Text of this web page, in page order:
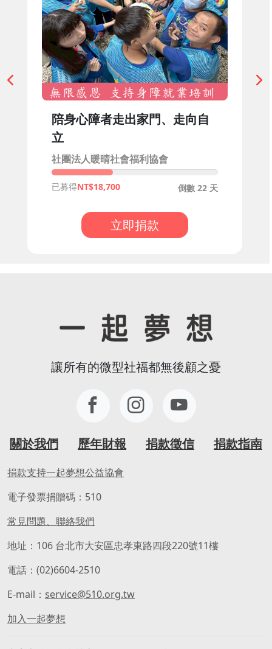
陪身心障者走出家門、走向自
立
社團法人暖晴社會福利協會
倒數 22 天
已募得 18,700
立即捐款
讓所有的微型社福都無後顧之憂
關於我們 歷年財報 捐款徵信 捐款指南
捐款支持一起夢想公益協會
電子發票捐贈碼：510
常見問題、聯絡我們
地址：106 台北市大安區忠孝東路四段220號11樓
電話：(02)6604-2510
E-mail： service@510.org.tw
加入一起夢想